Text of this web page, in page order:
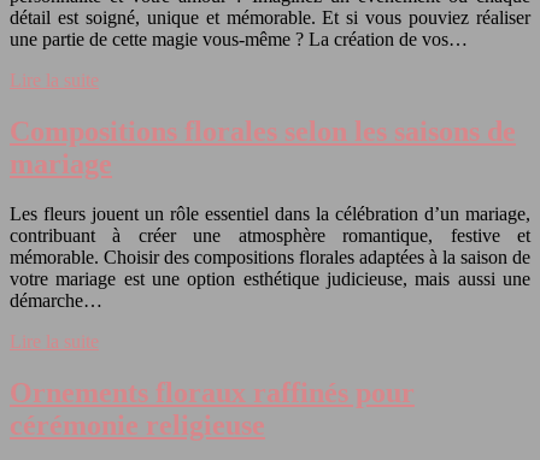
détail est soigné, unique et mémorable. Et si vous pouviez réaliser
une partie de cette magie vous-même ? La création de vos…
Lire la suite
Compositions florales selon les saisons de
mariage
Les fleurs jouent un rôle essentiel dans la célébration d’un mariage,
contribuant à créer une atmosphère romantique, festive et
mémorable. Choisir des compositions florales adaptées à la saison de
votre mariage est une option esthétique judicieuse, mais aussi une
démarche…
Lire la suite
Ornements floraux raffinés pour
cérémonie religieuse